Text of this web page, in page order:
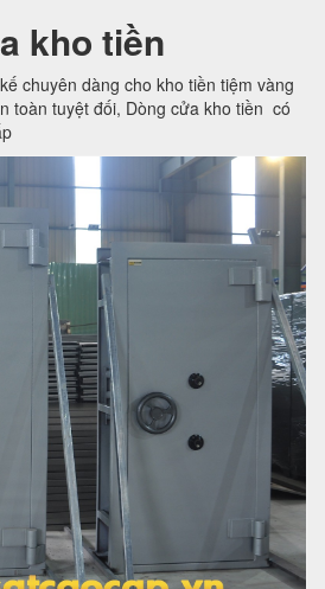
kho tiền
chuyên dàng cho kho tiền tiệm vàng
toàn tuyệt đối, Dòng cửa kho tiền có